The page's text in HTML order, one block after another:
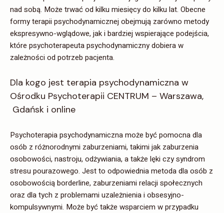
nad sobą. Może trwać od kilku miesięcy do kilku lat. Obecne
formy terapii psychodynamicznej obejmują zarówno metody
ekspresywno-wglądowe, jak i bardziej wspierające podejścia,
które psychoterapeuta psychodynamiczny dobiera w
zależności od potrzeb pacjenta.
Dla kogo jest terapia psychodynamiczna w
Ośrodku Psychoterapii CENTRUM – Warszawa,
Gdańsk i online
Psychoterapia psychodynamiczna może być pomocna dla
osób z różnorodnymi zaburzeniami, takimi jak zaburzenia
osobowości, nastroju, odżywiania, a także lęki czy syndrom
stresu pourazowego. Jest to odpowiednia metoda dla osób z
osobowością borderline, zaburzeniami relacji społecznych
oraz dla tych z problemami uzależnienia i obsesyjno-
kompulsywnymi. Może być także wsparciem w przypadku